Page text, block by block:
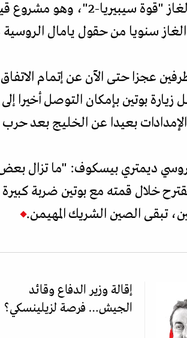
بخيبة أمل لعدم تحقيقه تقدما أكبر في إقناع بكين بالموافقة على خط أنابيب الغاز "قوة سيبيريا-2"،
إلى 50 مليون متر مكعب من الغاز سنويا من حقول يامال
الطرفين عجزا حتى الآن عن إتمام الاتفاق
بوتين بإمكان التوصل أخيرا إلى
بعيدا عن الخليج بعد حرب
ديمتري بيسكوف: "ما تزال
خلال قمته مع بوتين ضربة كبيرة
تبقى الصين الشريك المهيمن.
إقالة وزير الدفاع وقائد
الجيش… فرصة لزيلينسكي؟